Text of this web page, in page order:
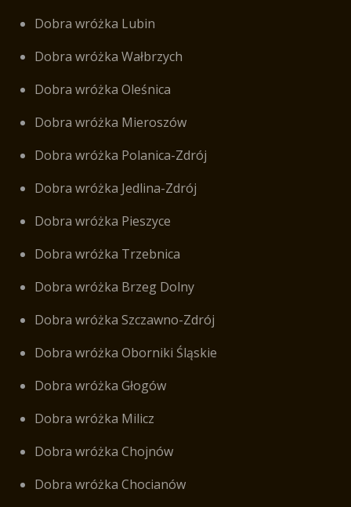
Dobra wróżka Lubin
Dobra wróżka Wałbrzych
Dobra wróżka Oleśnica
Dobra wróżka Mieroszów
Dobra wróżka Polanica-Zdrój
Dobra wróżka Jedlina-Zdrój
Dobra wróżka Pieszyce
Dobra wróżka Trzebnica
Dobra wróżka Brzeg Dolny
Dobra wróżka Szczawno-Zdrój
Dobra wróżka Oborniki Śląskie
Dobra wróżka Głogów
Dobra wróżka Milicz
Dobra wróżka Chojnów
Dobra wróżka Chocianów